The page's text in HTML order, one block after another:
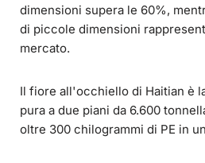
dimensioni supera le 60%,
di piccole dimensioni
mercato.
Il fiore all'occhiello di Haitian è
pura a due piani da 6.600
oltre 300 chilogrammi di PE in